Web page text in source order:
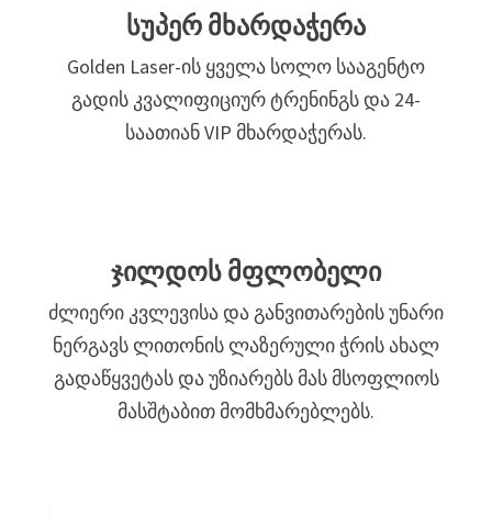
სუპერ მხარდაჭერა
Golden Laser-ის ყველა სოლო სააგენტო
გადის კვალიფიციურ ტრენინგს და 24-
საათიან VIP მხარდაჭერას.
ჯილდოს მფლობელი
ძლიერი კვლევისა და განვითარების უნარი
ნერგავს ლითონის ლაზერული ჭრის ახალ
გადაწყვეტას და უზიარებს მას მსოფლიოს
მასშტაბით მომხმარებლებს.